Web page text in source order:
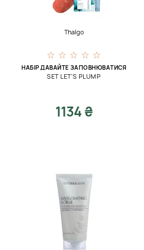
Thalgo
НАБІР ДАВАЙТЕ ЗАПОВНЮВАТИСЯ
SET LET'S PLUMP
1134 ₴